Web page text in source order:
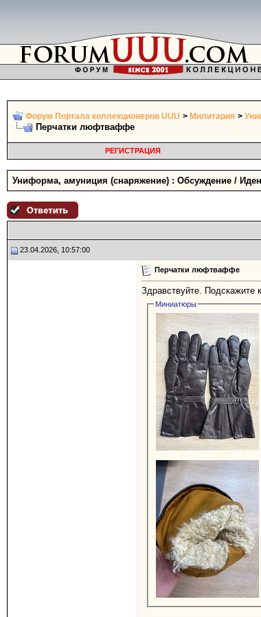
Форум Портала коллекционеров UUU > Милитария >
Перчатки люфтваффе
РЕГИСТРАЦИЯ
Униформа, амуниция (снаряжение) : Обсуждение /
23.04.2026, 10:57:00
Перчатки люфтваффе
Здравствуйте. Подскажите
Миниатюры